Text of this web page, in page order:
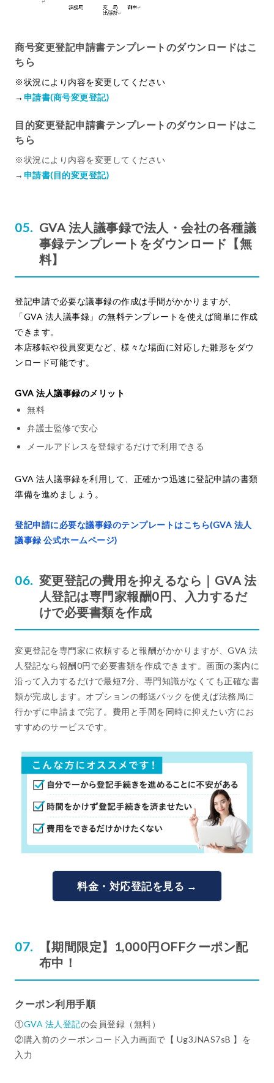
商号変更登記申請書テンプレートのダウンロードはこ
ちら
※状況により内容を変更してください
→ 申請書(商号変更登記)
目的変更登記申請書テンプレートのダウンロードはこ
ちら
※状況により内容を変更してください
→ 申請書(目的変更登記)
GVA 法人議事録で法人・会社の各種議
事録テンプレートをダウンロード【無
料】
登記申請で必要な議事録の作成は手間がかかりますが、
「GVA 法人議事録」の無料テンプレートを使えば簡単に作成
できます。
本店移転や役員変更など、様々な場面に対応した雛形をダウ
ンロード可能です。
GVA 法人議事録のメリット
無料
弁護士監修で安心
メールアドレスを登録するだけで利用できる
GVA 法人議事録を利用して、正確かつ迅速に登記申請の書類
準備を進めましょう。
登記申請に必要な議事録のテンプレートはこちら(GVA 法人
議事録 公式ホームページ)
変更登記の費用を抑えるなら｜GVA 法
人登記は専門家報酬0円、入力するだ
けで必要書類を作成
変更登記を専門家に依頼すると報酬がかかりますが、GVA 法
人登記なら報酬0円で必要書類を作成できます。画面の案内に
沿って入力するだけで最短7分、専門知識がなくても正確な書
類が完成します。オプションの郵送パックを使えば法務局に
行かずに申請まで完了。費用と手間を同時に抑えたい方にお
すすめのサービスです。
料金・対応登記を見る →
【期間限定】1,000円OFFクーポン配
布中！
クーポン利用手順
①GVA 法人登記の会員登録（無料）
②購入前のクーポンコード入力画面で【 Ug3JNAS7sB 】を
入力